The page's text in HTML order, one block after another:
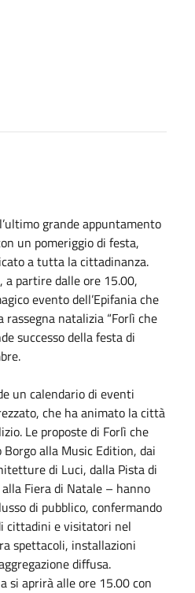
grande appuntamento
un pomeriggio di festa,
a tutta la cittadinanza.
partire dalle ore 15.00,
evento dell’Epifania che
natalizia “Forlì che
successo della festa di
un calendario di eventi
che ha animato la città
Le proposte di Forlì che
alla Music Edition, dai
di Luci, dalla Pista di
Fiera di Natale – hanno
di pubblico, confermando
cittadini e visitatori nel
spettacoli, installazioni
diffusa.
si aprirà alle ore 15.00 con